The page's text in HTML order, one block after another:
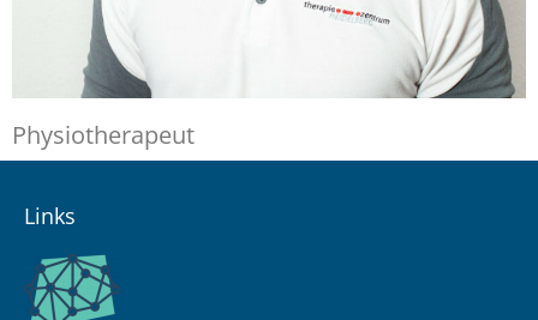
Physiotherapeut
Links